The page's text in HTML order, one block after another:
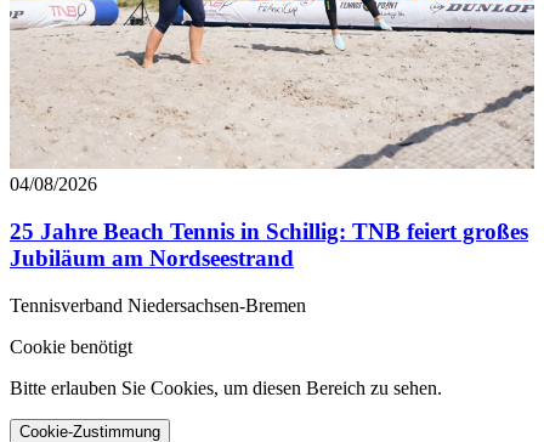
04/08/2026
25 Jahre Beach Tennis in Schillig: TNB feiert großes
Jubiläum am Nordseestrand
Tennisverband Niedersachsen-Bremen
Cookie benötigt
Bitte erlauben Sie Cookies, um diesen Bereich zu sehen.
Cookie-Zustimmung